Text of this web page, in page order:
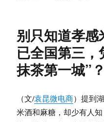
别只知道孝
已全国第三
抹茶第一城”？
（文/袁昆微电商）提到
米酒和麻糖，却少有人